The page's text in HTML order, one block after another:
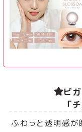
ビ
「
ふわっと透明感が